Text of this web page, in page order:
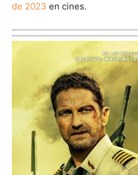
de 2023 en cines.